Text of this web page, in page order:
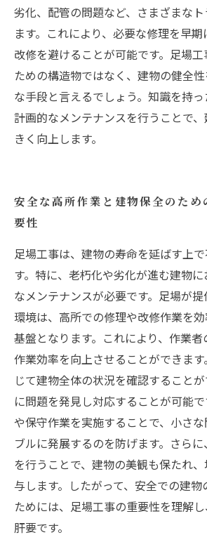
劣化、配管の問題など、さまざまな
ます。これにより、必要な修理を早
改修を避けることが可能です。足場
ための構造物ではなく、建物の健全
な手段と言えるでしょう。知識を持っ
計画的なメンテナンスを行うことで
きく向上します。
安全な高所作業と建物保全のため
要性
足場工事は、建物の寿命を延ばす上
す。特に、老朽化や劣化が進む建物
なメンテナンスが必要です。足場が
環境は、高所での修理や改修作業を
基盤となります。これにより、作業者
作業効率を向上させることができま
じて建物全体の状況を確認すること
に問題を発見し対応することが可能
や保守作業を実施することで、小さ
ブルに発展するのを防げます。さら
を行うことで、建物の美観も保たれ
与します。したがって、安全での建物
ためには、足場工事の重要性を理解
肝要です。